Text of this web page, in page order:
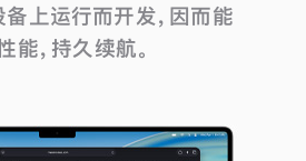
上运行而开发，因而能
，持久续航。